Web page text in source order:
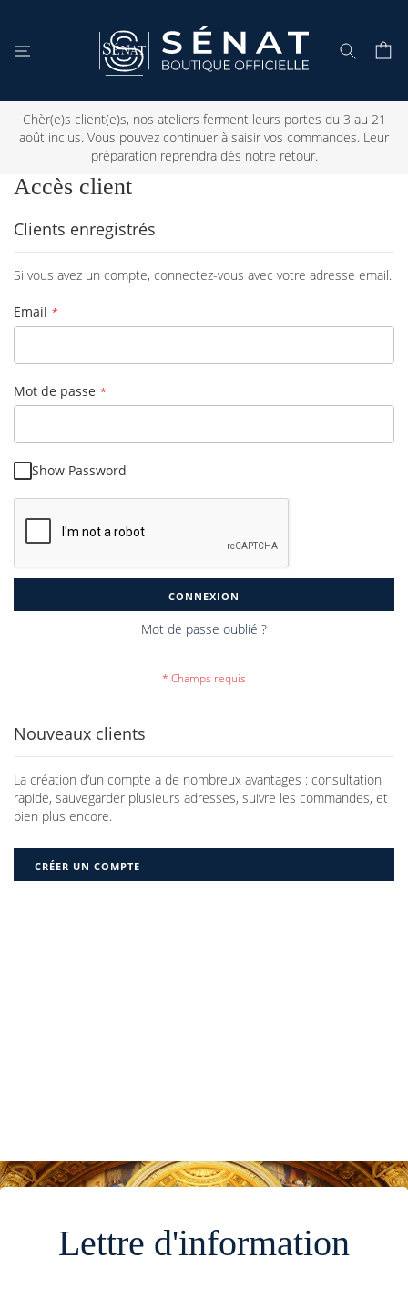
Chèr(e)s client(e)s, nos ateliers ferment leurs portes du 3 au 21
août inclus. Vous pouvez continuer à saisir vos commandes. Leur
préparation reprendra dès notre retour.
Accès client
Clients enregistrés
Si vous avez un compte, connectez-vous avec votre adresse email.
Email
Mot de passe
Show Password
CONNEXION
Mot de passe oublié ?
Nouveaux clients
La création d’un compte a de nombreux avantages : consultation
rapide, sauvegarder plusieurs adresses, suivre les commandes, et
bien plus encore.
CRÉER UN COMPTE
Lettre d'information